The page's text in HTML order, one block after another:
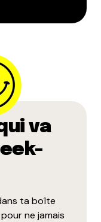
va
ta boîte
ne jamais